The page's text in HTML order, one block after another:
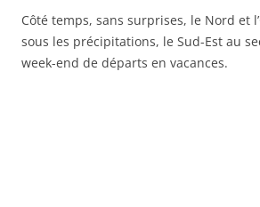
Côté temps, sans surprises, le Nord et
sous les précipitations, le Sud-Est au
week-end de départs en vacances.